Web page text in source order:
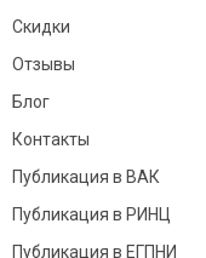
Скидки
Отзывы
Блог
Контакты
Публикация в ВАК
Публикация в РИНЦ
Публикация в ЕГПНИ